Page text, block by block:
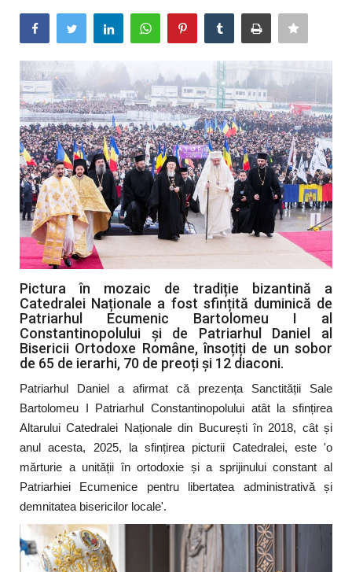
Sănătate
Pictura în mozaic de tradiție bizantină a
Catedralei Naționale a fost sfințită duminică de
Patriarhul Ecumenic Bartolomeu I al
Constantinopolului și de Patriarhul Daniel al
Bisericii Ortodoxe Române, însoțiți de un sobor
de 65 de ierarhi, 70 de preoți și 12 diaconi.
Patriarhul Daniel a afirmat că prezența Sanctității Sale
Bartolomeu I Patriarhul Constantinopolului atât la sfințirea
Altarului Catedralei Naționale din București în 2018, cât și
anul acesta, 2025, la sfințirea picturii Catedralei, este 'o
mărturie a unității în ortodoxie și a sprijinului constant al
Patriarhiei Ecumenice pentru libertatea administrativă și
demnitatea bisericilor locale'.